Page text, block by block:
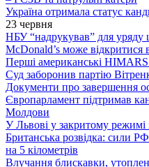
Україна отримала статус
23 червня
НБУ “надрукував” для уряду
McDonald’s може відкритися
Перші американські HIMARS
Суд заборонив партію
Документи про завершення
Європарламент підтримав
Молдови
У Львові у закритому
Британська розвідка: сили
на 5 кілометрів
Влучання блискавки,